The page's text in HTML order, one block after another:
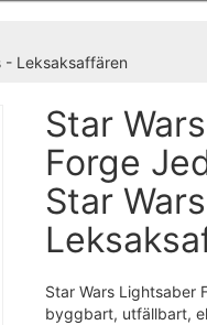
- Leksaksaffären
Star
Forge
Star
Star Wars Lightsaber
byggbart, utfällbart,